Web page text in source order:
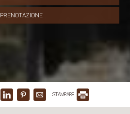
PRENOTAZIONE
STAMPARE